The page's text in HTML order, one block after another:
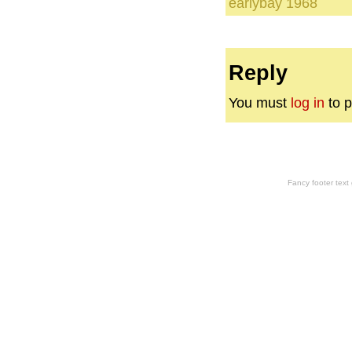
earlybay 1968
Reply
You must log in to
Fancy footer